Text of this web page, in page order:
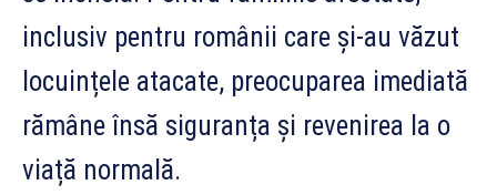
inclusiv pentru românii care și-au văzut
locuințele atacate, preocuparea imediată
rămâne însă siguranța și revenirea la o
viață normală.